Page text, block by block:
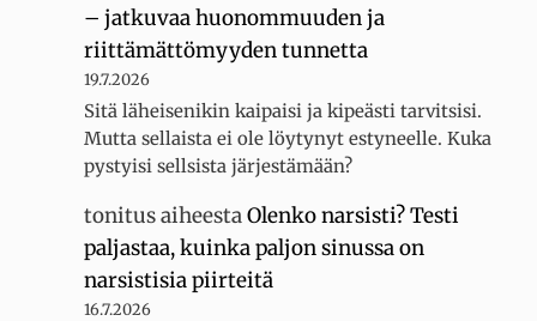
– jatkuvaa huonommuuden ja
riittämättömyyden tunnetta
19.7.2026
Sitä läheisenikin kaipaisi ja kipeästi tarvitsisi.
Mutta sellaista ei ole löytynyt estyneelle. Kuka
pystyisi sellsista järjestämään?
tonitusaiheestaOlenko narsisti? Testi
paljastaa, kuinka paljon sinussa on
narsistisia piirteitä
16.7.2026